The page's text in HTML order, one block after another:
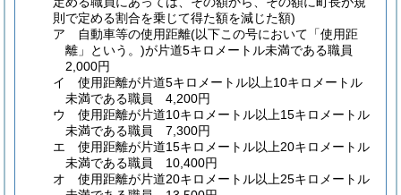
則で定める割合を乗じて得た額を減じた額)
ア
自動車等の使用距離(以下この号において「使用距
離」という。)が片道5キロメートル未満である職員
2,000円
イ
使用距離が片道5キロメートル以上10キロメートル
未満である職員 4,200円
ウ
使用距離が片道10キロメートル以上15キロメートル
未満である職員 7,300円
エ
使用距離が片道15キロメートル以上20キロメートル
未満である職員 10,400円
オ
使用距離が片道20キロメートル以上25キロメートル